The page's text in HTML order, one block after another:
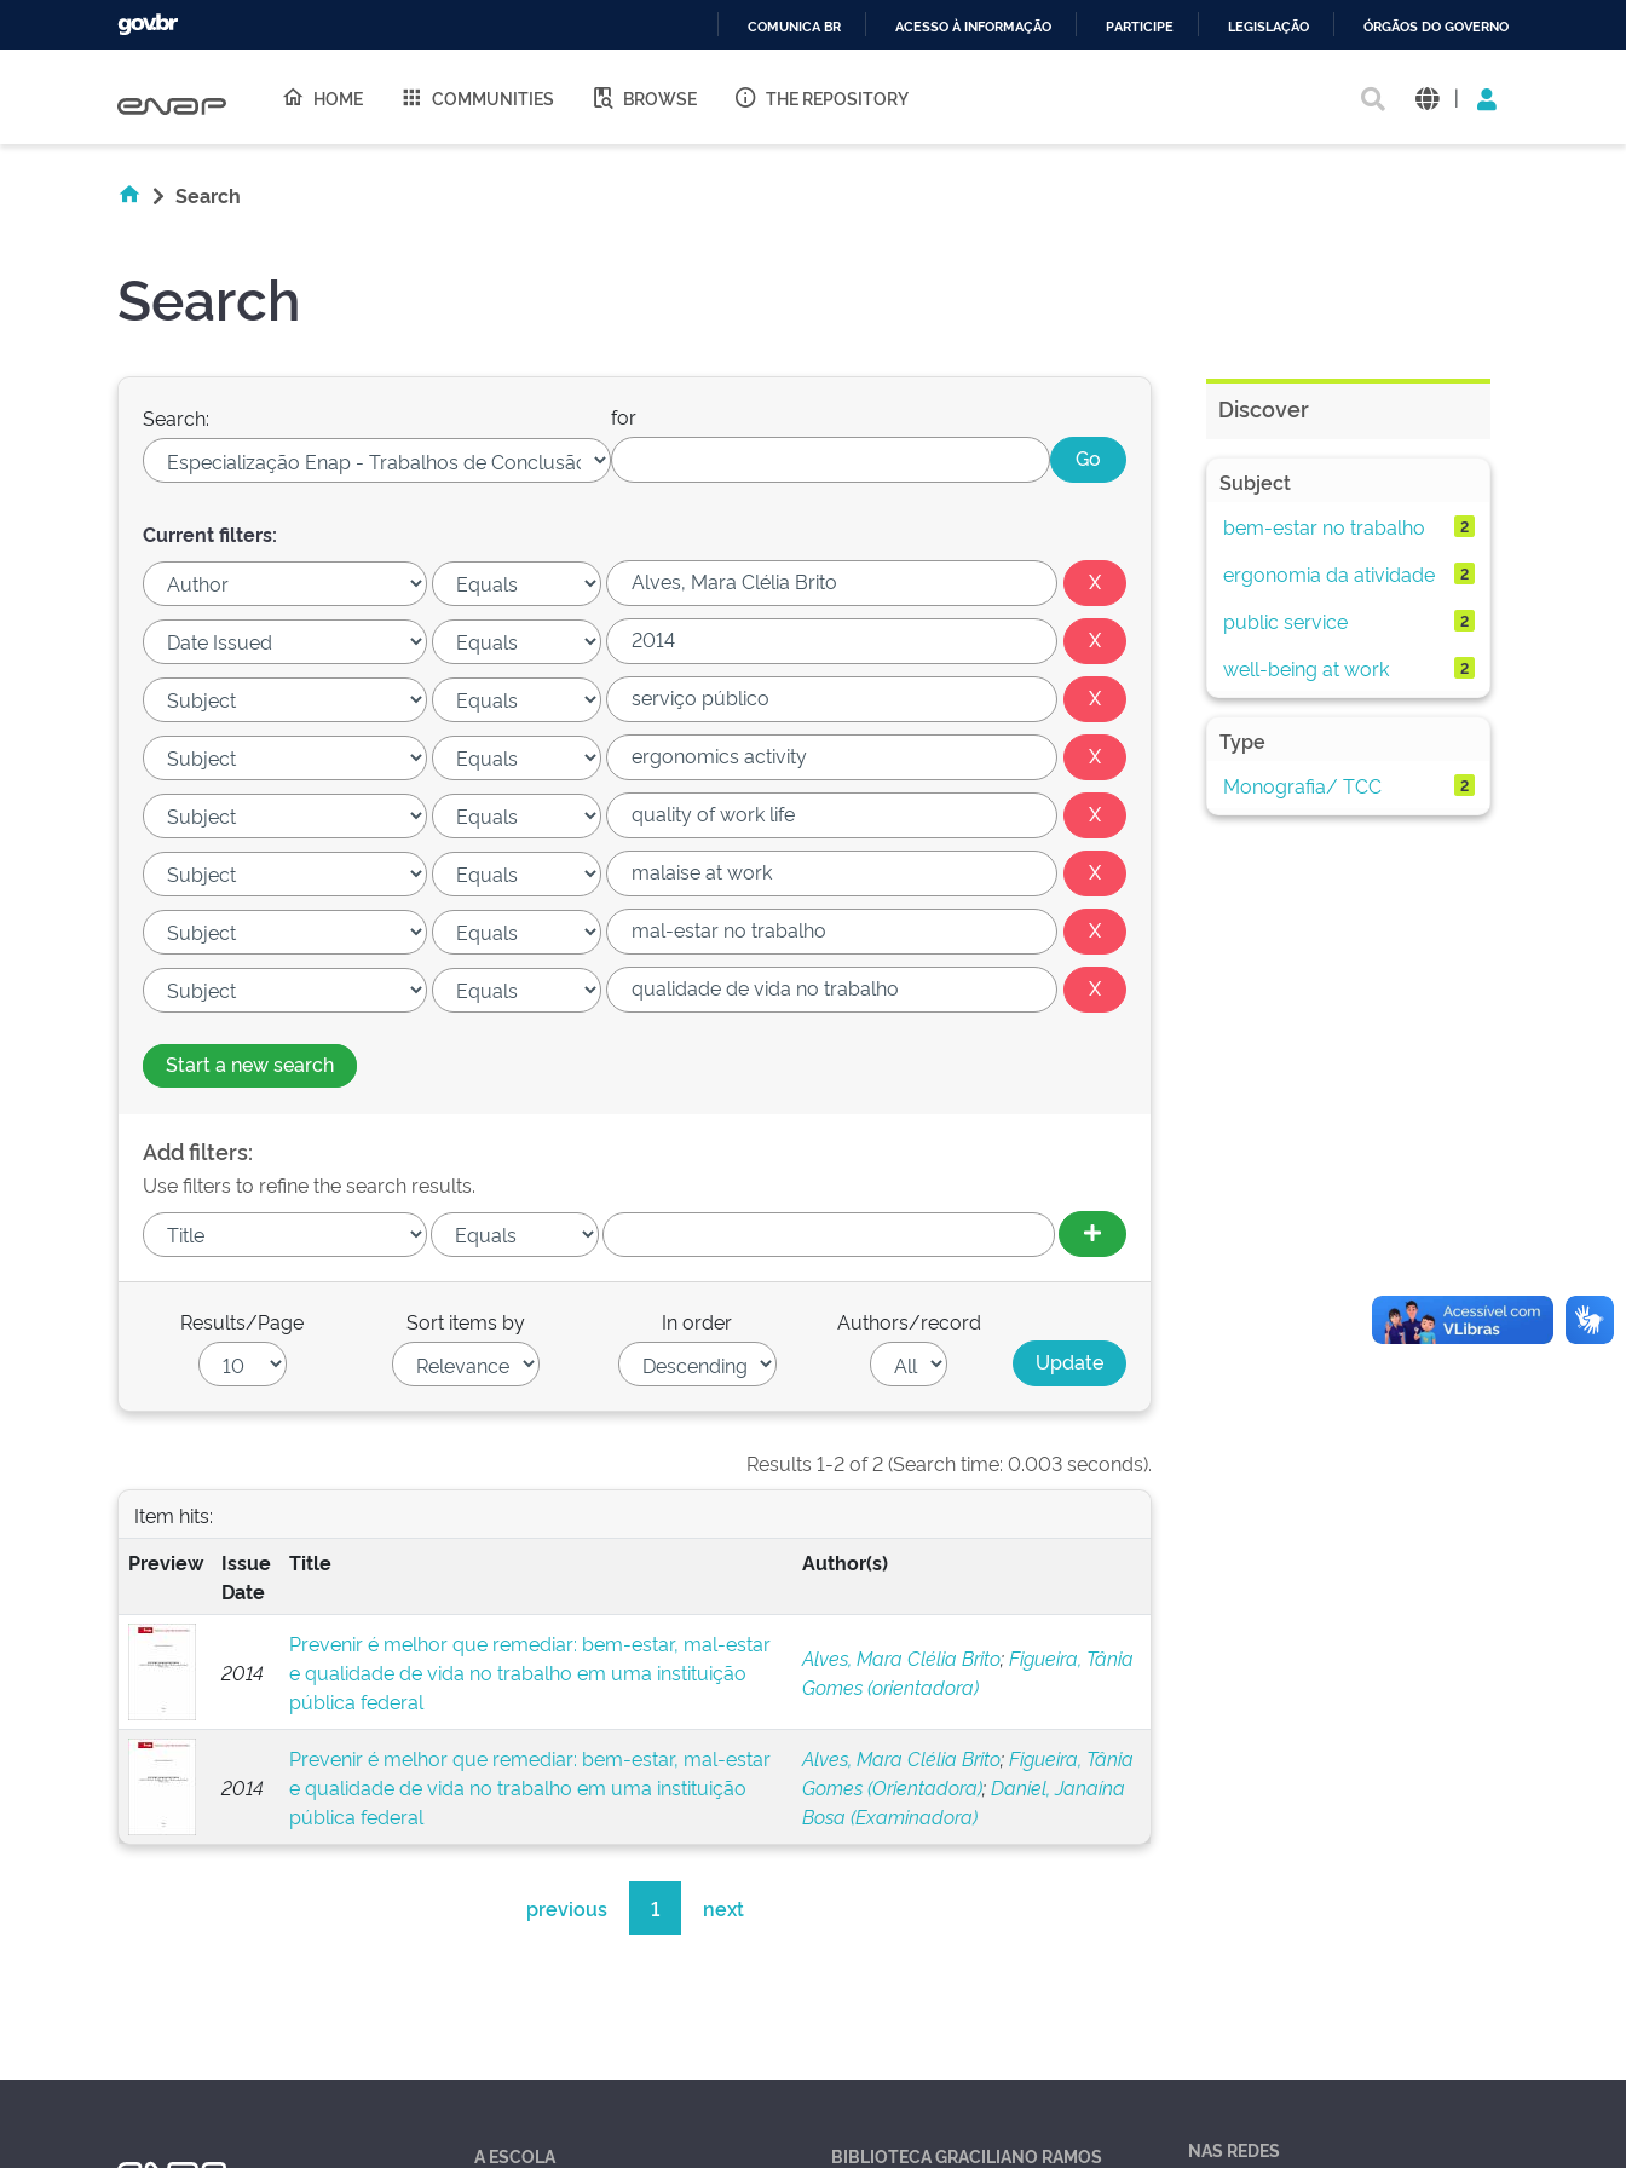
O
COMUNICA BR ACESSO À INFORMAÇÃO PARTICIPE LEGISLAÇÃO ÓRGÃOS DO GOVERNO
HOME COMMUNITIES BROWSE THE REPOSITORY |
Search
Search
Search: for
Current filters:
Start a new search
Add filters:
Use filters to refine the search results.
Results/Page Sort items by In order Authors/record
Results 1-2 of 2 (Search time: 0.003 seconds).
Item hits:
Preview
Issue
Date
Title Author(s)
2014
Prevenir é melhor que remediar: bem-estar, mal-estar
e qualidade de vida no trabalho em uma instituição
pública federal
Alves, Mara Clélia Brito;Figueira, Tânia
Gomes (orientadora)
2014
Prevenir é melhor que remediar: bem-estar, mal-estar
e qualidade de vida no trabalho em uma instituição
pública federal
Alves, Mara Clélia Brito;Figueira, Tânia
Gomes (Orientadora);Daniel, Janaína
Bosa (Examinadora)
previous 1 next
Discover
Subject
bem-estar no trabalho
2
ergonomia da atividade 2
public service 2
well-being at work 2
Type
Monografia/ TCC
2
A ESCOLA BIBLIOTECA GRACILIANO RAMOS NAS REDES